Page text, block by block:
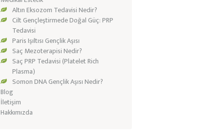
Altın Eksozom Tedavisi Nedir?
Cilt Gençleştirmede Doğal Güç: PRP
Tedavisi
Paris Işıltısı Gençlik Aşısı
Saç Mezoterapisi Nedir?
Saç PRP Tedavisi (Platelet Rich
Plasma)
Somon DNA Gençlik Aşısı Nedir?
Blog
İletişim
Hakkımızda